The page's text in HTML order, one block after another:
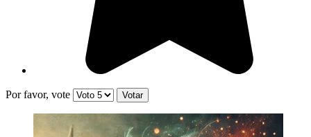
Por favor, vote